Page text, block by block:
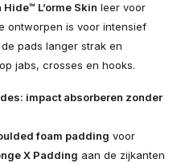
Hide™ L’orme Skin leer voor
ontworpen is voor intensief
pads langer strak en
jabs, crosses en hooks.
impact absorberen zonder
foam padding voor
X Padding aan de zijkanten